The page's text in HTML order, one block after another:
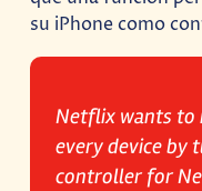
su iPhone como
Netflix wants to
every device by
controller for